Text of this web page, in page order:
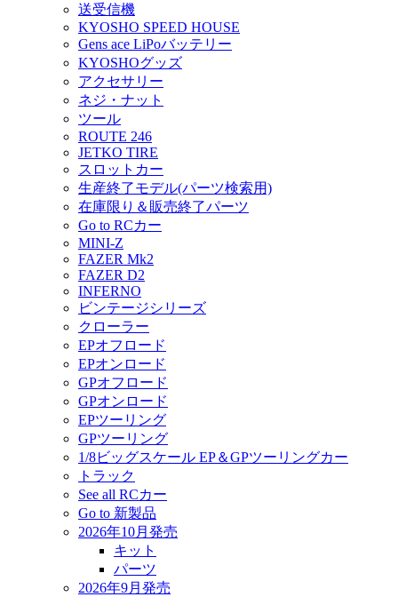
送受信機
KYOSHO SPEED HOUSE
Gens ace LiPoバッテリー
KYOSHOグッズ
アクセサリー
ネジ・ナット
ツール
ROUTE 246
JETKO TIRE
スロットカー
生産終了モデル(パーツ検索用)
在庫限り＆販売終了パーツ
Go to RCカー
MINI-Z
FAZER Mk2
FAZER D2
INFERNO
ビンテージシリーズ
クローラー
EPオフロード
EPオンロード
GPオフロード
GPオンロード
EPツーリング
GPツーリング
1/8ビッグスケール EP＆GPツーリングカー
トラック
See all RCカー
Go to 新製品
2026年10月発売
キット
パーツ
2026年9月発売